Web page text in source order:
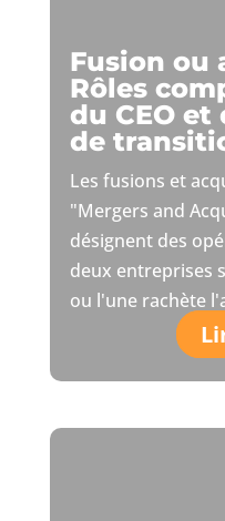
Fusion ou
Rôles
du CEO
de
Les fusions et
"Mergers and
désignent des
deux entreprises
ou l'une rachète